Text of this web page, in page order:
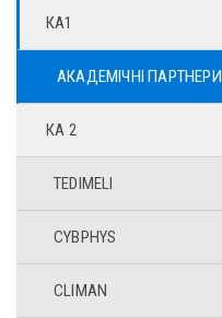
КА1
АКАДЕМІЧНІ ПАРТНЕРИ
КА 2
TEDIMELI
CYBPHYS
CLIMAN